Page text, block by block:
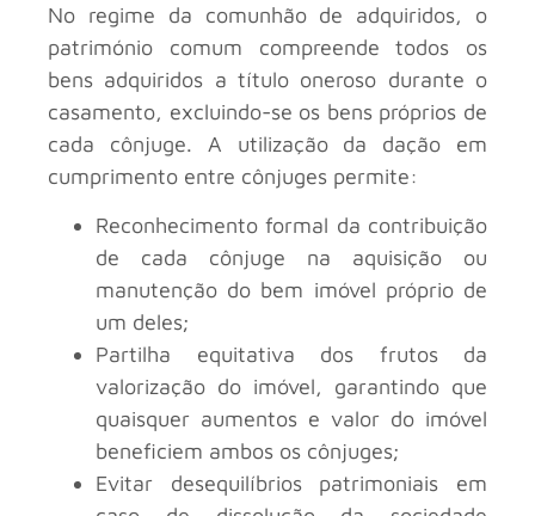
No regime da comunhão de adquiridos, o
património comum compreende todos os
bens adquiridos a título oneroso durante o
casamento, excluindo-se os bens próprios de
cada cônjuge. A utilização da dação em
cumprimento entre cônjuges permite:
Reconhecimento formal da contribuição
de cada cônjuge na aquisição ou
manutenção do bem imóvel próprio de
um deles;
Partilha equitativa dos frutos da
valorização do imóvel, garantindo que
quaisquer aumentos e valor do imóvel
beneficiem ambos os cônjuges;
Evitar desequilíbrios patrimoniais em